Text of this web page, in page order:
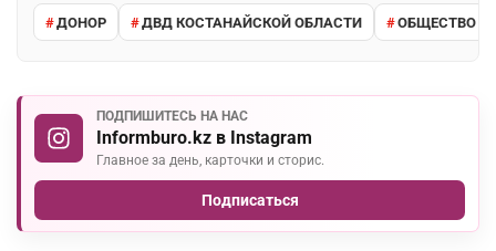
ДОНОР ДВД КОСТАНАЙСКОЙ ОБЛАСТИ ОБЩЕСТВО
ПОДПИШИТЕСЬ НА НАС
Informburo.kz в Instagram
Главное за день, карточки и сторис.
Подписаться